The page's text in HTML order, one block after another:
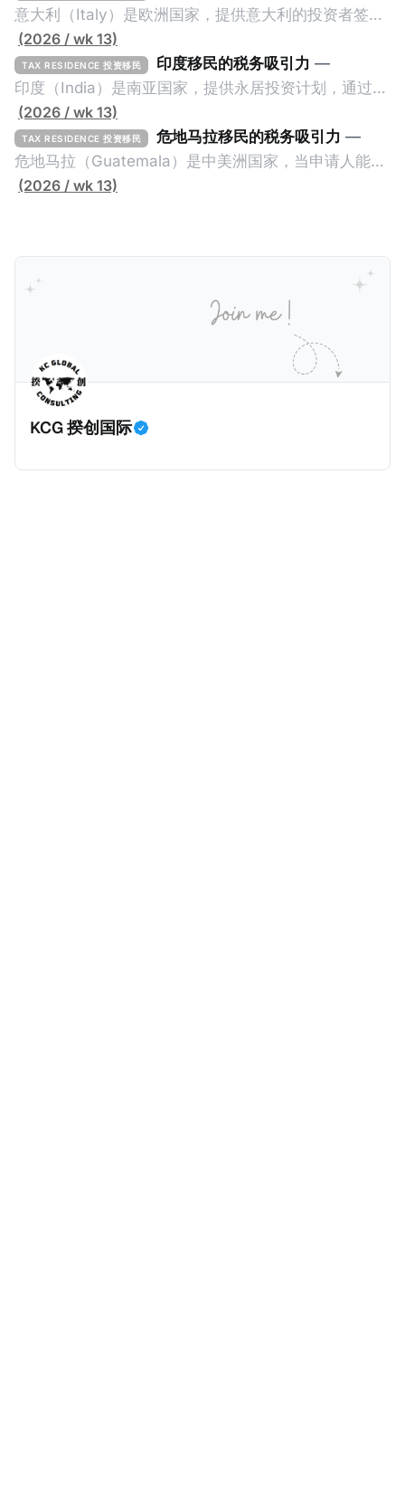
意大利（Italy）是欧洲国家，提供意大利的投资者签证
计划。申请人必须满足至少以下一项标准才能获得两年
投资者签证： * 投资200万欧元意大利政府债券； * 投
资50万欧元意大利股票； * 投资25万欧元于创新初创
企业；或 * 向意大利公共利益项目捐赠100万欧元。 当
投资者在居留许可证有效期的两年内保持投资，则可以
在居留证到期日前至少60天申请续签3年。当投资者经
过五年的实际居留（每年在意大利停留270天），申请
吸引力吗？我们来看看：
(2026 / wk 13)
TAX RESIDENCE 投资移民 印度移民的税务吸引力 —
印度（India）是南亚国家，提供永居投资计划，通过满
足特定的标准获得居留权。印度的永居投资计划要求申
请人透过外国直接投资（FDI）途径投资印度： * 申请
人必须在18个月内投资至少1亿卢比（约合773万人民
币）或36个月内投资至少2.5亿卢比（约合1933万人民
的财务能力和专业知识； * 申请人必须在印度就业务注
册公司，并提供公司注册证书和注册企业的介绍/支持信
并提供有关投资将如何为印度经济做出贡献的详细计
申请。申请人在印度居住共12年后有资格申请印度公民
身份，包括在申请前连续居住11年，短暂缺席的少数例
外。由于印度不允许双重国籍，申请人必须放弃其原始
(2026 / wk 13)
TAX RESIDENCE 投资移民 危地马拉移民的税务吸引力 —
危地马拉（Guatemala）是中美洲国家，当申请人能够
证明被动收入或养老金收入，那么可以申请永久居留计
增加300美元（折合约人民币2千）。 申请人提交材料
包括：申请表、护照、无犯罪证明，以及最后一次进入
危地马拉的证明，且材料必须公证并翻译成西班牙语。
在危地马拉居住至少五年、具备流利西班牙语、对当地
历史文化有认识，就可以入籍成为危地马拉公民。 那
么，危地马拉的税务政策有吸引力吗？我们来看看：
(2026 / wk 13)
KCG 揆创国际